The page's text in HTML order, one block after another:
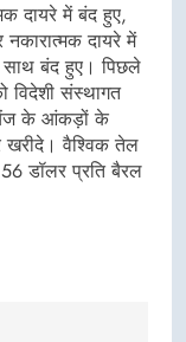
दायरे में बंद हुए,
नकारात्मक दायरे में
साथ बंद हुए। पिछले
विदेशी संस्थागत
के आंकड़ों के
वैश्विक तेल
डॉलर प्रति बैरल